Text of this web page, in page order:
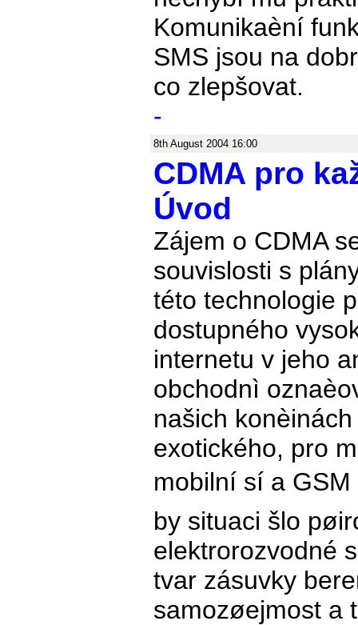
Komunikaèní
SMS jsou na
co zlepšovat.
-
8th August 2004 16:00
CDMA pro
Úvod
Zájem o CDMA
souvislosti s
této technologie
dostupného
internetu v jeho
obchodnì
našich
exotického, pro
mobilní sí a
by situaci šlo
elektrorozvodné
tvar zásuvky
samozøejmost a